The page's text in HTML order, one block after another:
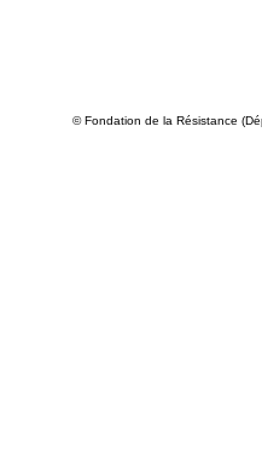
© Fondation de la Résistance